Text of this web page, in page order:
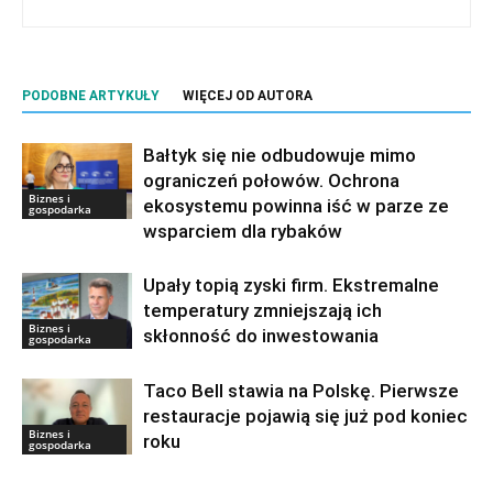
PODOBNE ARTYKUŁY WIĘCEJ OD AUTORA
Biznes i
gospodarka
Bałtyk się nie odbudowuje mimo
ograniczeń połowów. Ochrona
ekosystemu powinna iść w parze ze
wsparciem dla rybaków
Biznes i
gospodarka
Upały topią zyski firm. Ekstremalne
temperatury zmniejszają ich
skłonność do inwestowania
Biznes i
gospodarka
Taco Bell stawia na Polskę. Pierwsze
restauracje pojawią się już pod koniec
roku